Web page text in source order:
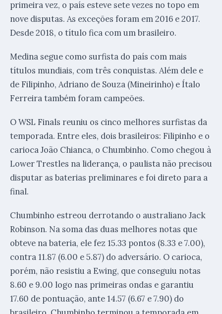
primeira vez, o país esteve sete vezes no topo em
nove disputas. As exceções foram em 2016 e 2017.
Desde 2018, o título fica com um brasileiro.
Medina segue como surfista do país com mais
títulos mundiais, com três conquistas. Além dele e
de Filipinho, Adriano de Souza (Mineirinho) e Ítalo
Ferreira também foram campeões.
O WSL Finals reuniu os cinco melhores surfistas da
temporada. Entre eles, dois brasileiros: Filipinho e o
carioca João Chianca, o Chumbinho. Como chegou à
Lower Trestles na liderança, o paulista não precisou
disputar as baterias preliminares e foi direto para a
final.
Chumbinho estreou derrotando o australiano Jack
Robinson. Na soma das duas melhores notas que
obteve na bateria, ele fez 15.33 pontos (8.33 e 7.00),
contra 11.87 (6.00 e 5.87) do adversário. O carioca,
porém, não resistiu a Ewing, que conseguiu notas
8.60 e 9.00 logo nas primeiras ondas e garantiu
17.60 de pontuação, ante 14.57 (6.67 e 7.90) do